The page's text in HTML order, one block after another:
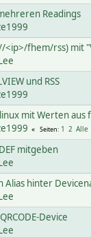
Readings
<ip>/fhem/rss) mit
und RSS
mit Werten aus
Seiten 1 2 Alle
mitgeben
Alias hinter
Device